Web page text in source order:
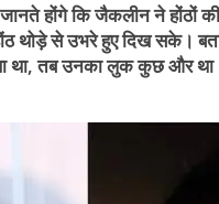
होंगे कि जैकलीन ने होंठों की
थोड़े से उभरे हुए दिख सके।
था, तब उनका लुक कुछ और था